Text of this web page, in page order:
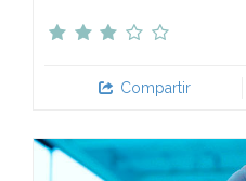
Compartir